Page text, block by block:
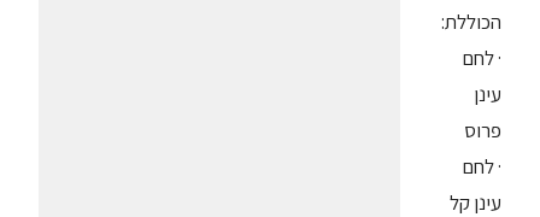
הכוללת:
· לחם
עינן
פרוס
· לחם
עינן קל